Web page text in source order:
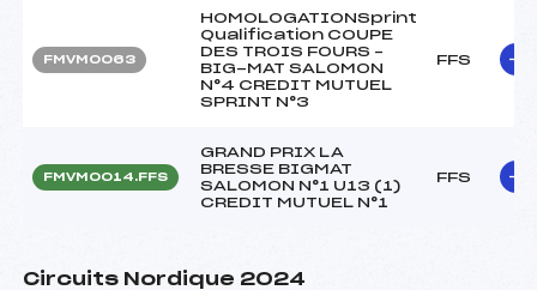
FMVM0063
HOMOLOGATIONSprint
Qualification COUPE
DES TROIS FOURS –
BIG-MAT SALOMON
N°4 CREDIT MUTUEL
SPRINT N°3
FFS
FMVM0014.FFS
GRAND PRIX LA
BRESSE BIGMAT
SALOMON N°1 U13 (1)
CREDIT MUTUEL N°1
FFS
Circuits Nordique 2024